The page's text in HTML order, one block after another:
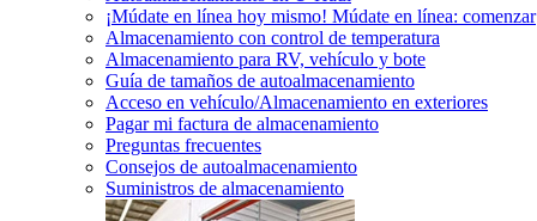
¡Múdate en línea hoy mismo! Múdate en línea: comenzar
Almacenamiento con control de temperatura
Almacenamiento para RV, vehículo y bote
Guía de tamaños de autoalmacenamiento
Acceso en vehículo/Almacenamiento en exteriores
Pagar mi factura de almacenamiento
Preguntas frecuentes
Consejos de autoalmacenamiento
Suministros de almacenamiento